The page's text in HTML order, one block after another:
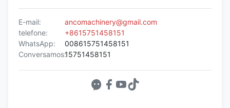
E-mail:
ancomachinery@gmail.com
telefone:
+8615751458151
WhatsApp:
008615751458151
Conversamos:15751458151